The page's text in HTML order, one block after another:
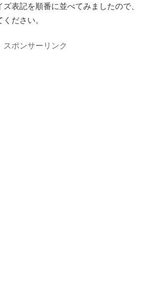
表記を順番に並べてみましたので、
ださい。
スポンサーリンク